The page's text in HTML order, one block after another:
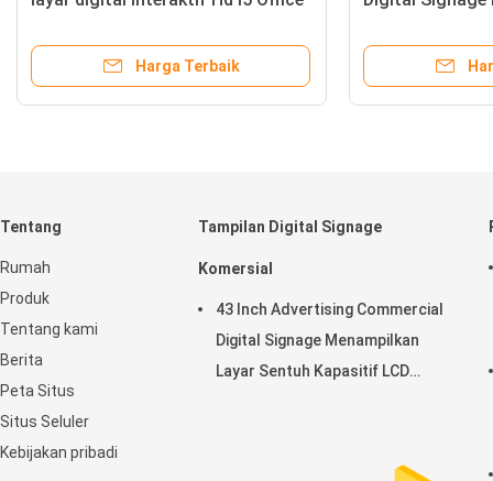
Tentang
Rumah
Produk
Tentang kami
Berita
Peta Situs
Situs Seluler
Kebijakan pribadi
Tampilan Digital Signage
Komersial
43 Inch Advertising Commercial
Digital Signage Menampilkan
Layar Sentuh Kapasitif LCD